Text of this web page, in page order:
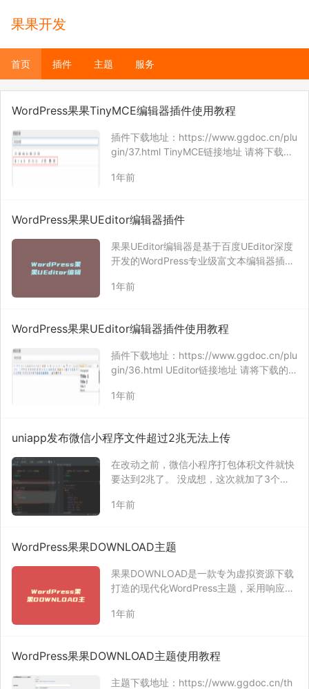
果果开发
首页 插件 主题 服务
WordPress果果TinyMCE编辑器插件使用教程
插件下载地址：https://www.ggdoc.cn/plu
gin/37.html TinyMCE链接地址 请将下载的
上传至网站任意位置，然后填写该位置下的
1年前
WordPress果果UEditor编辑器插件
果果UEditor编辑器是基于百度UEditor深度
开发的WordPress专业级富文本编辑器插
编辑器，为内容创作者提供更强大、更高效
1年前
WordPress果果UEditor编辑器插件使用教程
插件下载地址：https://www.ggdoc.cn/plu
gin/36.html UEditor链接地址 请将下载的zi
填写该位置对应的访问链接地址。 例如：将
1年前
uniapp发布微信小程序文件超过2兆无法上传
在改动之前，微信小程序打包体积文件就快
要达到2兆了。 没成想，这次就加了3个文
件大小居然达到了2521kb大小了，远超2
1年前
WordPress果果DOWNLOAD主题
果果DOWNLOAD是一款专为虚拟资源下载
打造的现代化WordPress主题，采用响应式
成了付费下载功能，让您的虚拟资源变现更
1年前
WordPress果果DOWNLOAD主题使用教程
主题下载地址：https://www.ggdoc.cn/th